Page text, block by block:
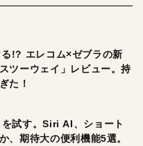
!? エレコム×ゼブラの新
ツーウェイ」レビュー。持
た！
試す。Siri AI、ショート
、期待大の便利機能5選。